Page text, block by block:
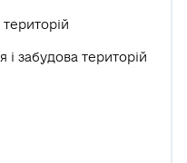
і забудова територій